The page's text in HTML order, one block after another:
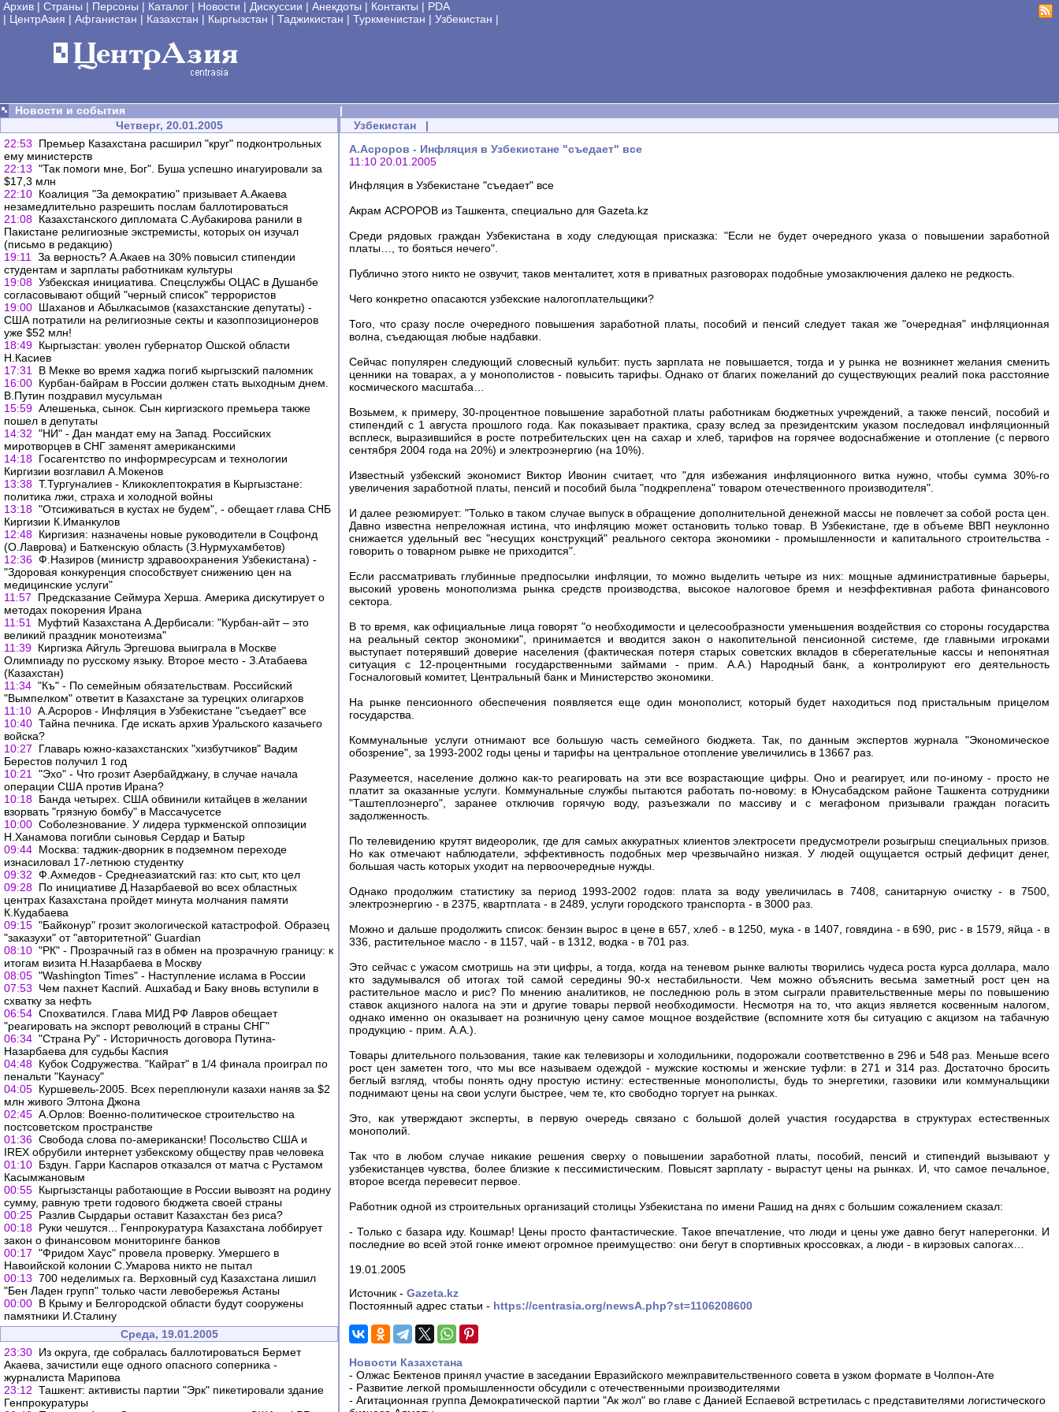
Архив | Страны | Персоны | Каталог | Новости | Дискуссии | Анекдоты | Контакты | PDA
| ЦентрАзия | Афганистан | Казахстан | Кыргызстан | Таджикистан | Туркменистан | Узбекистан |
Новости и события
|
Четверг, 20.01.2005
22:53
Премьер Казахстана расширил "круг" подконтрольных
ему министерств
22:13 "Так помоги мне, Бог". Буша успешно инагуировали за
$17,3 млн
22:10 Коалиция "За демократию" призывает А.Акаева
незамедлительно разрешить послам баллотироваться
21:08 Казахстанского дипломата С.Аубакирова ранили в
Пакистане религиозные экстремисты, которых он изучал
(письмо в редакцию)
19:11
За верность? А.Акаев на 30% повысил стипендии
студентам и зарплаты работникам культуры
19:08 Узбекская инициатива. Спецслужбы ОЦАС в Душанбе
согласовывают общий "черный список" террористов
19:00 Шаханов и Абылкасымов (казахстанские депутаты) -
США потратили на религиозные секты и казоппозиционеров
уже $52 млн!
18:49 Кыргызстан: уволен губернатор Ошской области
Н.Касиев
17:31
В Мекке во время хаджа погиб кыргызский паломник
16:00 Курбан-байрам в России должен стать выходным днем.
В.Путин поздравил мусульман
15:59 Алешенька, сынок. Сын киргизского премьера также
пошел в депутаты
14:32 "НИ" - Дан мандат ему на Запад. Российских
миротворцев в СНГ заменят американскими
14:18 Госагентство по информресурсам и технологии
Киргизии возглавил А.Мокенов
13:38 Т.Тургуналиев - Кликоклептократия в Кыргызстане:
политика лжи, страха и холодной войны
13:18 "Отсиживаться в кустах не будем", - обещает глава СНБ
Киргизии К.Иманкулов
12:48 Киргизия: назначены новые руководители в Соцфонд
(О.Лаврова) и Баткенскую область (З.Нурмухамбетов)
12:36 Ф.Назиров (министр здравоохранения Узбекистана) -
"Здоровая конкуренция способствует снижению цен на
медицинские услуги"
11:57
Предсказание Сеймура Херша. Америка дискутирует о
методах покорения Ирана
11:51
Муфтий Казахстана А.Дербисали: "Курбан-айт – это
великий праздник монотеизма"
11:39 Киргизка Айгуль Эргешова выиграла в Москве
Олимпиаду по русскому языку. Второе место - З.Атабаева
(Казахстан)
11:34 "Къ" - По семейным обязательствам. Российский
"Вымпелком" ответит в Казахстане за турецких олигархов
11:10 А.Асроров - Инфляция в Узбекистане "съедает" все
10:40 Тайна печника. Где искать архив Уральского казачьего
войска?
10:27
Главарь южно-казахстанских "хизбутчиков" Вадим
Берестов получил 1 год
10:21
"Эхо" - Что грозит Азербайджану, в случае начала
операции США против Ирана?
10:18 Банда четырех. США обвинили китайцев в желании
взорвать "грязную бомбу" в Массачусетсе
10:00 Соболезнование. У лидера туркменской оппозиции
Н.Ханамова погибли сыновья Сердар и Батыр
09:44 Москва: таджик-дворник в подземном переходе
изнасиловал 17-летнюю студентку
09:32 Ф.Ахмедов - Среднеазиатский газ: кто сыт, кто цел
09:28 По инициативе Д.Назарбаевой во всех областных
центрах Казахстана пройдет минута молчания памяти
К.Кудабаева
09:15 "Байконур" грозит экологической катастрофой. Образец
"заказухи" от "авторитетной" Guardian
08:10 "РК" - Прозрачный газ в обмен на прозрачную границу: к
итогам визита Н.Назарбаева в Москву
08:05 "Washington Times" - Наступление ислама в России
07:53
Чем пахнет Каспий. Ашхабад и Баку вновь вступили в
схватку за нефть
06:54 Спохватился. Глава МИД РФ Лавров обещает
"реагировать на экспорт революций в страны СНГ"
06:34 "Страна Ру" - Историчность договора Путина-
Назарбаева для судьбы Каспия
04:48 Кубок Содружества. "Кайрат" в 1/4 финала проиграл по
пенальти "Каунасу"
04:05 Куршевель-2005. Всех переплюнули казахи наняв за $2
млн живого Элтона Джона
02:45 А.Орлов: Военно-политическое строительство на
постсоветском пространстве
01:36 Свобода слова по-американски! Посольство США и
IREX обрубили интернет узбекскому обществу прав человека
01:10 Бздун. Гарри Каспаров отказался от матча с Рустамом
Касымжановым
00:55 Кыргызстанцы работающие в России вывозят на родину
сумму, равную трети годового бюджета своей страны
00:25 Разлив Сырдарьи оставит Казахстан без риса?
00:18 Руки чешутся... Генпрокуратура Казахстана лоббирует
закон о финансовом мониторинге банков
00:17 "Фридом Хаус" провела проверку. Умершего в
Навоийской колонии С.Умарова никто не пытал
00:13 700 неделимых га. Верховный суд Казахстана лишил
"Бен Ладен групп" только части левобережья Астаны
00:00 В Крыму и Белгородской области будут сооружены
памятники И.Сталину
Среда, 19.01.2005
23:30 Из округа, где собралась баллотироваться Бермет
Акаева, зачистили еще одного опасного соперника -
журналиста Марипова
23:12 Ташкент: активисты партии "Эрк" пикетировали здание
Генпрокуратуры
Узбекистан |
А.Асроров - Инфляция в Узбекистане "съедает" все
11:10 20.01.2005
Инфляция в Узбекистане "съедает" все
Акрам АCРОРОВ из Ташкента, специально для Gazeta.kz
Среди рядовых граждан Узбекистана в ходу следующая присказка: "Если не будет очередного указа о повышении заработной
платы…, то бояться нечего".
Публично этого никто не озвучит, таков менталитет, хотя в приватных разговорах подобные умозаключения далеко не редкость.
Чего конкретно опасаются узбекские налогоплательщики?
Того, что сразу после очередного повышения заработной платы, пособий и пенсий следует такая же "очередная" инфляционная
волна, съедающая любые надбавки.
Сейчас популярен следующий словесный кульбит: пусть зарплата не повышается, тогда и у рынка не возникнет желания сменить
ценники на товарах, а у монополистов - повысить тарифы. Однако от благих пожеланий до существующих реалий пока расстояние
космического масштаба…
Возьмем, к примеру, 30-процентное повышение заработной платы работникам бюджетных учреждений, а также пенсий, пособий и
стипендий с 1 августа прошлого года. Как показывает практика, сразу вслед за президентским указом последовал инфляционный
всплеск, выразившийся в росте потребительских цен на сахар и хлеб, тарифов на горячее водоснабжение и отопление (с первого
сентября 2004 года на 20%) и электроэнергию (на 10%).
Известный узбекский экономист Виктор Ивонин считает, что "для избежания инфляционного витка нужно, чтобы сумма 30%-го
увеличения заработной платы, пенсий и пособий была "подкреплена" товаром отечественного производителя".
И далее резюмирует: "Только в таком случае выпуск в обращение дополнительной денежной массы не повлечет за собой роста цен.
Давно известна непреложная истина, что инфляцию может остановить только товар. В Узбекистане, где в объеме ВВП неуклонно
снижается удельный вес "несущих конструкций" реального сектора экономики - промышленности и капитального строительства -
говорить о товарном рывке не приходится".
Если рассматривать глубинные предпосылки инфляции, то можно выделить четыре из них: мощные административные барьеры,
высокий уровень монополизма рынка средств производства, высокое налоговое бремя и неэффективная работа финансового
сектора.
В то время, как официальные лица говорят "о необходимости и целесообразности уменьшения воздействия со стороны государства
на реальный сектор экономики", принимается и вводится закон о накопительной пенсионной системе, где главными игроками
выступает потерявший доверие населения (фактическая потеря старых советских вкладов в сберегательные кассы и непонятная
ситуация с 12-процентными государственными займами - прим. А.А.) Народный банк, а контролируют его деятельность
Госналоговый комитет, Центральный банк и Министерство экономики.
На рынке пенсионного обеспечения появляется еще один монополист, который будет находиться под пристальным прицелом
государства.
Коммунальные услуги отнимают все большую часть семейного бюджета. Так, по данным экспертов журнала "Экономическое
обозрение", за 1993-2002 годы цены и тарифы на центральное отопление увеличились в 13667 раз.
Разумеется, население должно как-то реагировать на эти все возрастающие цифры. Оно и реагирует, или по-иному - просто не
платит за оказанные услуги. Коммунальные службы пытаются работать по-новому: в Юнусабадском районе Ташкента сотрудники
"Таштеплоэнерго", заранее отключив горячую воду, разъезжали по массиву и с мегафоном призывали граждан погасить
задолженность.
По телевидению крутят видеоролик, где для самых аккуратных клиентов электросети предусмотрели розыгрыш специальных призов.
Но как отмечают наблюдатели, эффективность подобных мер чрезвычайно низкая. У людей ощущается острый дефицит денег,
большая часть которых уходит на первоочередные нужды.
Однако продолжим статистику за период 1993-2002 годов: плата за воду увеличилась в 7408, санитарную очистку - в 7500,
электроэнергию - в 2375, квартплата - в 2489, услуги городского транспорта - в 3000 раз.
Можно и дальше продолжить список: бензин вырос в цене в 657, хлеб - в 1250, мука - в 1407, говядина - в 690, рис - в 1579, яйца - в
336, растительное масло - в 1157, чай - в 1312, водка - в 701 раз.
Это сейчас с ужасом смотришь на эти цифры, а тогда, когда на теневом рынке валюты творились чудеса роста курса доллара, мало
кто задумывался об итогах той самой середины 90-х нестабильности. Чем можно объяснить весьма заметный рост цен на
растительное масло и рис? По мнению аналитиков, не последнюю роль в этом сыграли правительственные меры по повышению
ставок акцизного налога на эти и другие товары первой необходимости. Несмотря на то, что акциз является косвенным налогом,
однако именно он оказывает на розничную цену самое мощное воздействие (вспомните хотя бы ситуацию с акцизом на табачную
продукцию - прим. А.А.).
Товары длительного пользования, такие как телевизоры и холодильники, подорожали соответственно в 296 и 548 раз. Меньше всего
рост цен заметен того, что мы все называем одеждой - мужские костюмы и женские туфли: в 271 и 314 раз. Достаточно бросить
беглый взгляд, чтобы понять одну простую истину: естественные монополисты, будь то энергетики, газовики или коммунальщики
поднимают цены на свои услуги быстрее, чем те, кто свободно торгует на рынках.
Это, как утверждают эксперты, в первую очередь связано с большой долей участия государства в структурах естественных
монополий.
Так что в любом случае никакие решения сверху о повышении заработной платы, пособий, пенсий и стипендий вызывают у
узбекистанцев чувства, более близкие к пессимистическим. Повысят зарплату - вырастут цены на рынках. И, что самое печальное,
второе всегда перевесит первое.
Работник одной из строительных организаций столицы Узбекистана по имени Рашид на днях с большим сожалением сказал:
- Только с базара иду. Кошмар! Цены просто фантастические. Такое впечатление, что люди и цены уже давно бегут наперегонки. И
последние во всей этой гонке имеют огромное преимущество: они бегут в спортивных кроссовках, а люди - в кирзовых сапогах…
19.01.2005
Источник - Gazeta.kz
Постоянный адрес статьи - https://centrasia.org/newsA.php?st=1106208600
Новости Казахстана
- Олжас Бектенов принял участие в заседании Евразийского межправительственного совета в узком формате в Чолпон-Ате
- Развитие легкой промышленности обсудили с отечественными производителями
- Агитационная группа Демократической партии "Ак жол" во главе с Данией Еспаевой встретилась с представителями логистического